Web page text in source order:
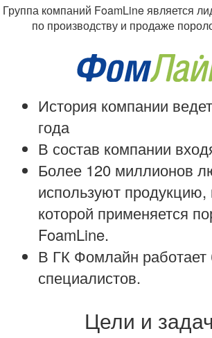
Группа компаний FoamLine является
по производству и продаже
История компании
года
В состав компании
Более 120 миллионов
используют продукцию,
которой применяется
FoamLine.
В ГК Фомлайн работает
специалистов.
Цели и